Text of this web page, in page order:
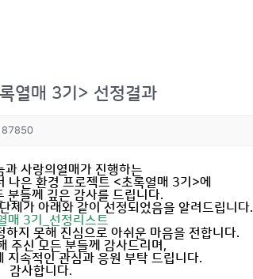
열매 3기> 선정결과
87850
과 사랑의열매가 진행하는
나은 환경 프로젝트 <초록열매 3기>에
분들께 깊은 감사를 드립니다.
체가 아래와 같이 선정되었음을 알려드립니다.
매 3기_선정리스트
하지 못해 진심으로 아쉬운 마음을 전합니다.
주신 모든 분들께 감사드리며,
지속적인 관심과 응원 부탁 드립니다.
감사합니다.